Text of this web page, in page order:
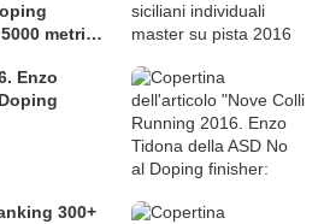
metri
Enzo
300+